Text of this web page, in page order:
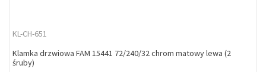
KL-CH-651
Klamka drzwiowa FAM 15441 72/240/32 chrom matowy lewa (2
śruby)